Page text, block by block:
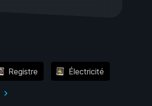
Registre Électricité